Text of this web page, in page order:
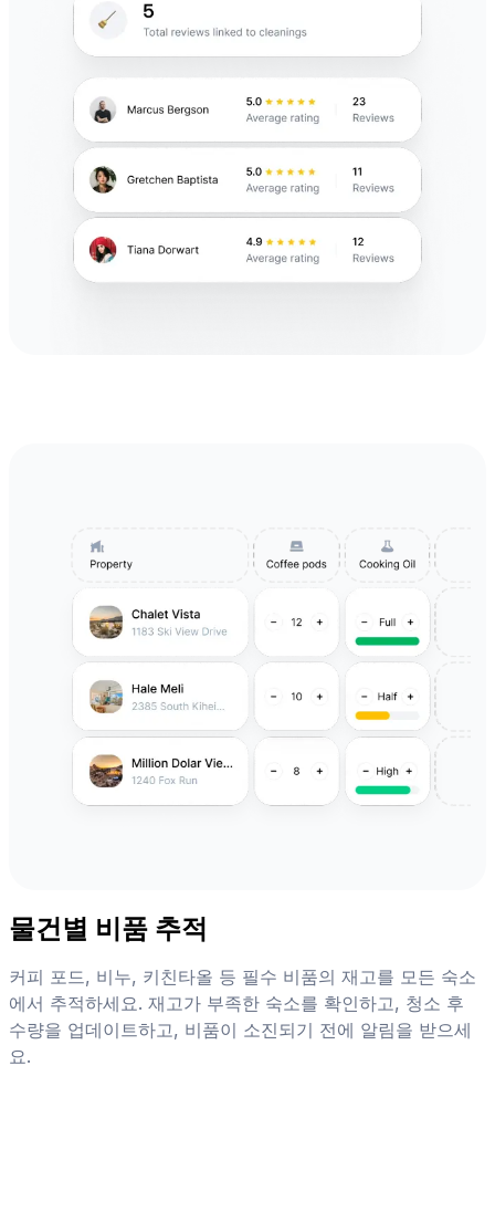
물건별 비품 추적
커피 포드, 비누, 키친타올 등 필수 비품의 재고를 모든 숙소
에서 추적하세요. 재고가 부족한 숙소를 확인하고, 청소 후
수량을 업데이트하고, 비품이 소진되기 전에 알림을 받으세
요.